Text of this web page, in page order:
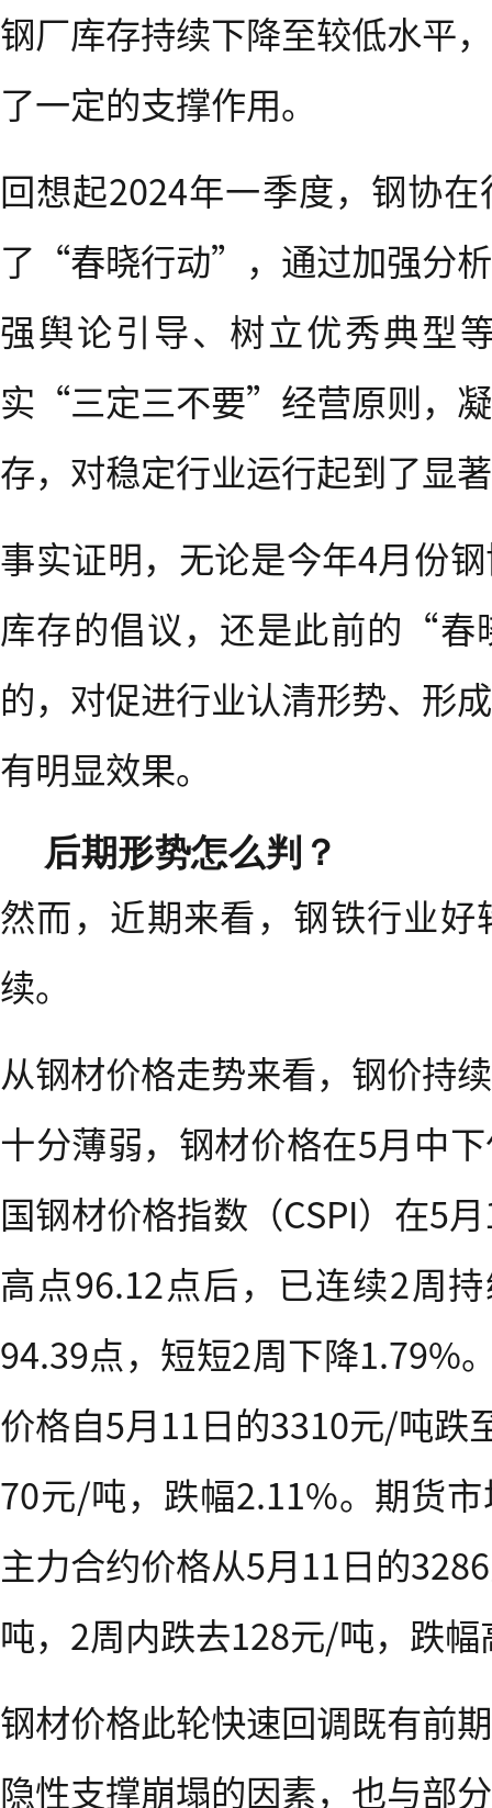
钢厂库存持续下降至较低水平
了一定的支撑作用。
回想起2024年一季度，钢协
了“春晓行动”，通过加强分
强舆论引导、树立优秀典型
实“三定三不要”经营原则，
存，对稳定行业运行起到了显
事实证明，无论是今年4月份
库存的倡议，还是此前的“
的，对促进行业认清形势、形
有明显效果。
后期形势怎么判？
然而，近期来看，钢铁行业
续。
从钢材价格走势来看，钢价持
十分薄弱，钢材价格在5月中
国钢材价格指数（CSPI）在5
高点96.12点后，已连续2周
94.39点，短短2周下降1.79%
价格自5月11日的3310元/吨跌
70元/吨，跌幅2.11%。期货
主力合约价格从5月11日的
吨，2周内跌去128元/吨，跌
钢材价格此轮快速回调既有前
隐性支撑崩塌的因素，也与部